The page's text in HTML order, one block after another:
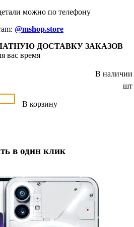
можно по телефону
@mshop.store
ДОСТАВКУ ЗАКАЗОВ
вас время
В наличии
шт
В корзину
в один клик